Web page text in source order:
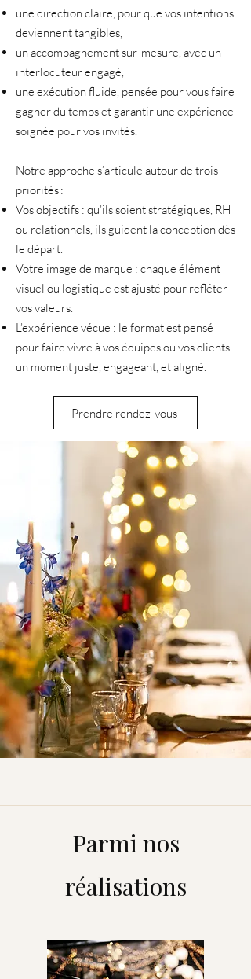
une direction claire, pour que vos intentions
deviennent tangibles,
un accompagnement sur-mesure, avec un
interlocuteur engagé,
une exécution fluide, pensée pour vous faire
gagner du temps et garantir une expérience
soignée pour vos invités.
Notre approche s’articule autour de trois
priorités :
Vos objectifs : qu’ils soient stratégiques, RH
ou relationnels, ils guident la conception dès
le départ.
Votre image de marque : chaque élément
visuel ou logistique est ajusté pour refléter
vos valeurs.
L’expérience vécue : le format est pensé
pour faire vivre à vos équipes ou vos clients
un moment juste, engageant, et aligné.
Prendre rendez-vous
Parmi nos
réalisations